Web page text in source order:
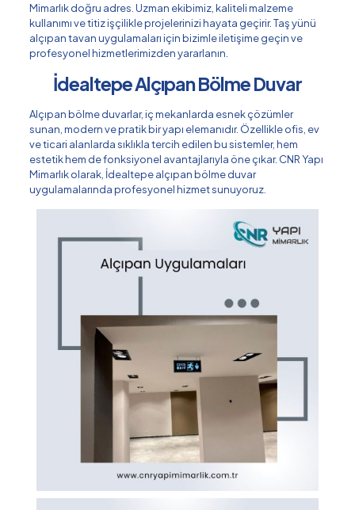
Mimarlık doğru adres. Uzman ekibimiz, kaliteli malzeme
kullanımı ve titiz işçilikle projelerinizi hayata geçirir. Taş yünü
alçıpan tavan uygulamaları için bizimle iletişime geçin ve
profesyonel hizmetlerimizden yararlanın.
İdealtepe Alçıpan Bölme Duvar
Alçıpan bölme duvarlar, iç mekanlarda esnek çözümler
sunan, modern ve pratik bir yapı elemanıdır. Özellikle ofis, ev
ve ticari alanlarda sıklıkla tercih edilen bu sistemler, hem
estetik hem de fonksiyonel avantajlarıyla öne çıkar. CNR Yapı
Mimarlık olarak, İdealtepe alçıpan bölme duvar
uygulamalarında profesyonel hizmet sunuyoruz.